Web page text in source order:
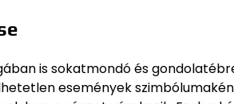
is sokatmondó és
események